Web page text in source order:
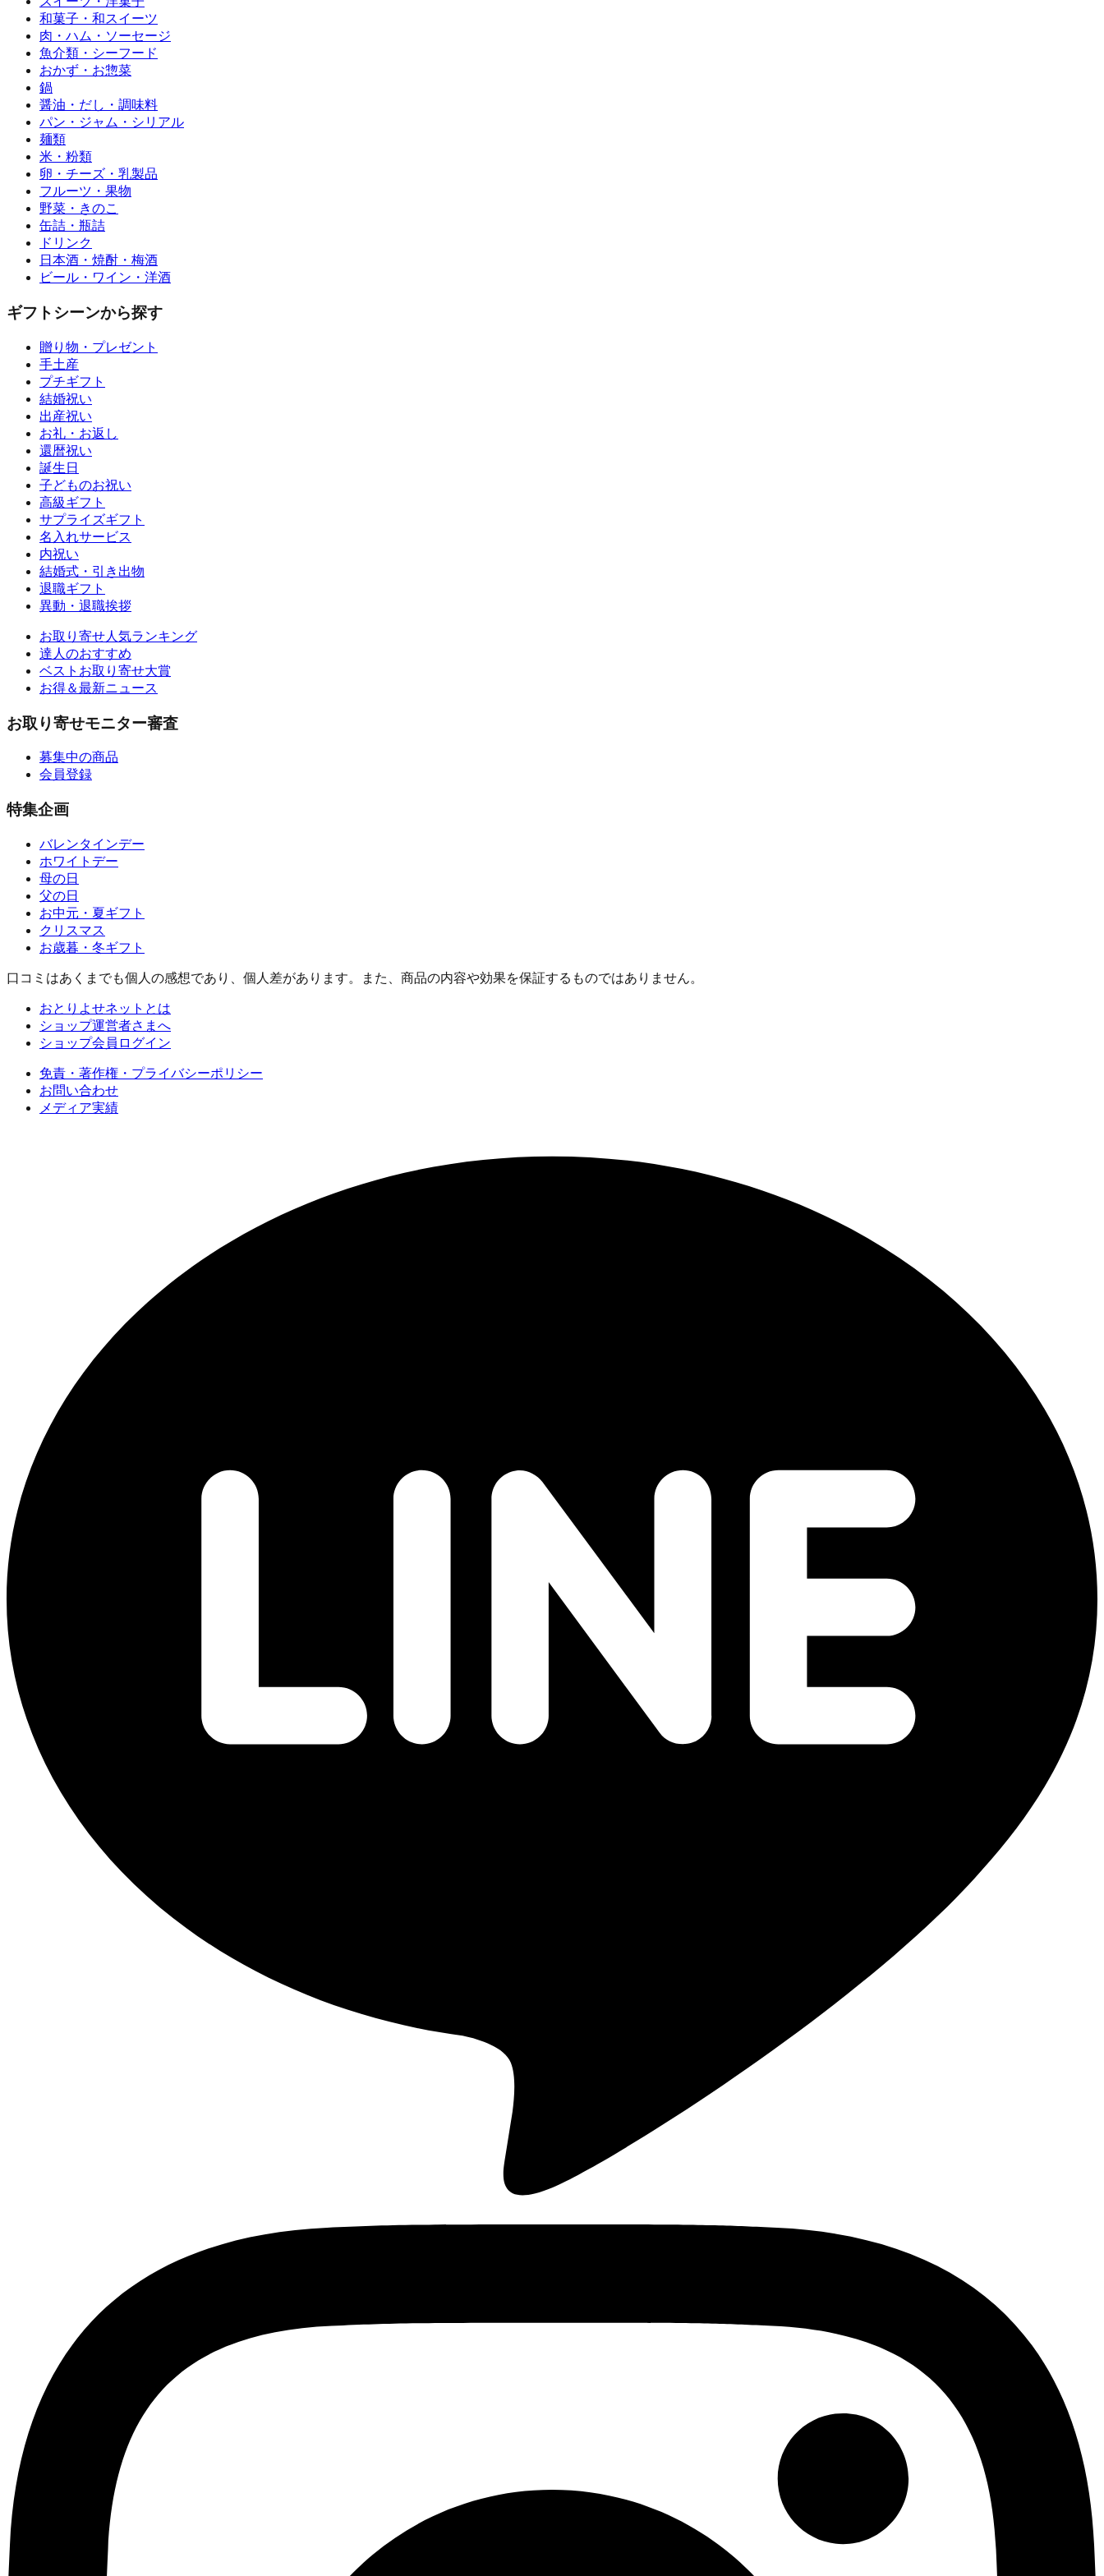
和菓子・和スイーツ
肉・ハム・ソーセージ
魚介類・シーフード
おかず・お惣菜
鍋
醤油・だし・調味料
パン・ジャム・シリアル
麺類
米・粉類
卵・チーズ・乳製品
フルーツ・果物
野菜・きのこ
缶詰・瓶詰
ドリンク
日本酒・焼酎・梅酒
ビール・ワイン・洋酒
ギフトシーンから探す
贈り物・プレゼント
手土産
プチギフト
結婚祝い
出産祝い
お礼・お返し
還暦祝い
誕生日
子どものお祝い
高級ギフト
サプライズギフト
名入れサービス
内祝い
結婚式・引き出物
退職ギフト
異動・退職挨拶
お取り寄せ人気ランキング
達人のおすすめ
ベストお取り寄せ大賞
お得＆最新ニュース
お取り寄せモニター審査
募集中の商品
会員登録
特集企画
バレンタインデー
ホワイトデー
母の日
父の日
お中元・夏ギフト
クリスマス
お歳暮・冬ギフト
口コミはあくまでも個人の感想であり、個人差があります。また、商品の内容や効果を保証するものではありません。
おとりよせネットとは
ショップ運営者さまへ
ショップ会員ログイン
免責・著作権・プライバシーポリシー
お問い合わせ
メディア実績